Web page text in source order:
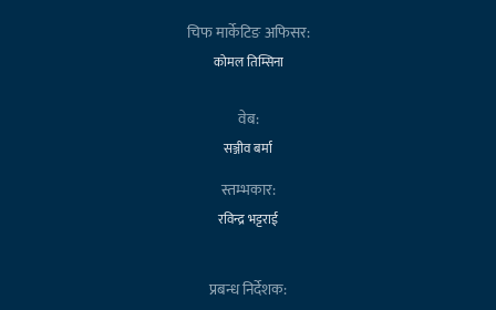
चिफ मार्केटिङ अफिसर:
कोमल तिम्सिना
वेब:
सञ्जीव बर्मा
स्तम्भकार:
रविन्द्र भट्टराई
प्रबन्ध निर्देशक: